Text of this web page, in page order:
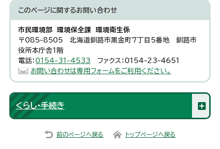
このページに関するお問い合わせ
市民環境部 環境保全課 環境衛生係
〒085-8505 北海道釧路市黒金町7丁目5番地 釧路市
役所本庁舎1階
電話：0154-31-4533
ファクス：0154-23-4651
お問い合わせは専用フォームをご利用ください。
くらし・手続き
前のページへ戻る トップページへ戻る